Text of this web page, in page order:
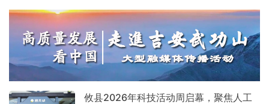
攸县2026年科技活动周启幕，聚焦人工